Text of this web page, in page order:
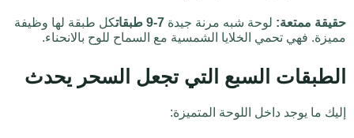
حقيقة ممتعة: لوحة شبه مرنة جيدة 7-9 طبقات
كل طبقة لها وظيفة
مميزة. فهي تحمي الخلايا الشمسية مع السماح للوح بالانحناء.
الطبقات السبع التي تجعل السحر يحدث
إليك ما يوجد داخل اللوحة المتميزة: